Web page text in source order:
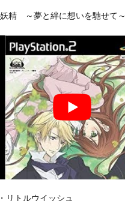
妖精 ～夢と絆に想いを馳せて～
リトルウイッシュ